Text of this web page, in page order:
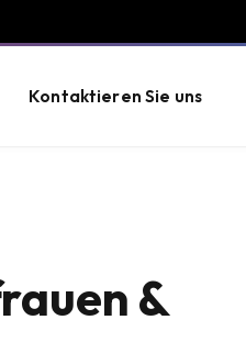
Kontaktieren Sie uns
&